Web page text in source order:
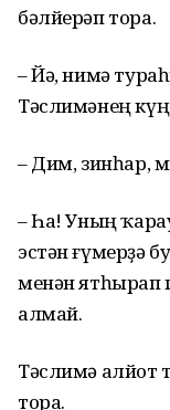
бәлйерәп тора.
– Йә, нимә
Тәслимәнең
– Дим, зинһар,
– Һа! Уның
эстән ғүмерҙә
менән ятһырап
алмай.
Тәслимә алйот
тора.